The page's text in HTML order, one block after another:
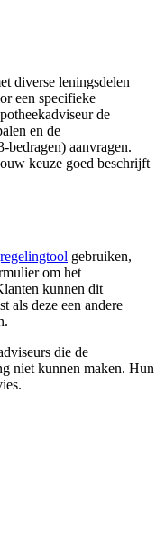
diverse leningsdelen
een specifieke
de
en de
bedragen) aanvragen.
keuze goed beschrijft
gebruiken,
om het
kunnen dit
als deze een andere
die de
niet kunnen maken. Hun